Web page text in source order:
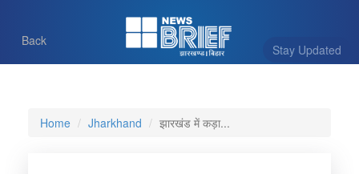
Stay Updated
Back
Home Jharkhand झारखंड में कड़ा...